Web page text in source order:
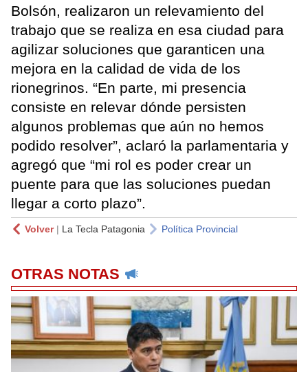
Bolsón, realizaron un relevamiento del
trabajo que se realiza en esa ciudad para
agilizar soluciones que garanticen una
mejora en la calidad de vida de los
rionegrinos. “En parte, mi presencia
consiste en relevar dónde persisten
algunos problemas que aún no hemos
podido resolver”, aclaró la parlamentaria y
agregó que “mi rol es poder crear un
puente para que las soluciones puedan
llegar a corto plazo”.
Volver| La Tecla Patagonia Política Provincial
OTRAS NOTAS